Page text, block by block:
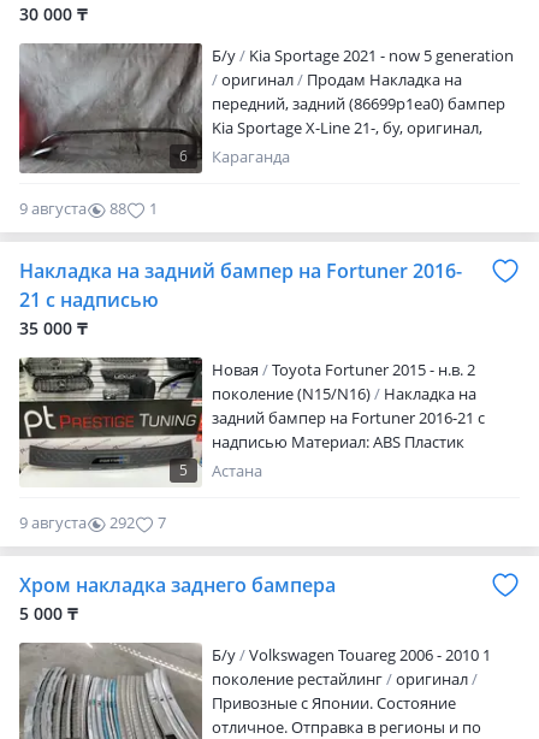
30 000 ₸
6
Б/y
Kia Sportage 2021 - now 5 generation
оригинал
Продам Накладка на
передний, задний (86699p1ea0) бампер
Kia Sportage X-Line 21-, бу, оригинал,
отправка в регионы, доставка по городу
Караганда
9 августа 88 1
Накладка на задний бампер на Fortuner 2016-
21 с надписью
35 000 ₸
5
Новая
Toyota Fortuner 2015 - н.в. 2
поколение (N15/N16)
Накладка на
задний бампер на Fortuner 2016-21 с
надписью Материал: ABS Пластик
Устанавливается на 3М скотч! Аналог
Астана
9 августа 292 7
Хром накладка заднего бампера
5 000 ₸
Б/y
Volkswagen Touareg 2006 - 2010 1
поколение рестайлинг
оригинал
Привозные с Японии. Состояние
отличное. Отправка в регионы и по